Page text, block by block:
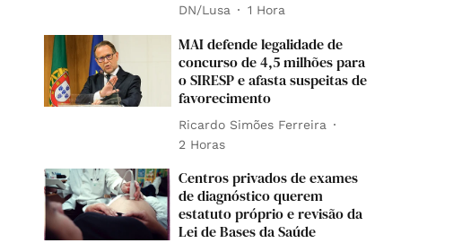
DN/Lusa 1 Hora
MAI defende legalidade de
concurso de 4,5 milhões para
o SIRESP e afasta suspeitas de
favorecimento
Ricardo Simões Ferreira
2 Horas
Centros privados de exames
de diagnóstico querem
estatuto próprio e revisão da
Lei de Bases da Saúde